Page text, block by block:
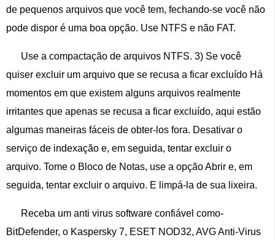
de pequenos arquivos que você tem, fechando-se você não
pode dispor é uma boa opção. Use NTFS e não FAT.
Use a compactação de arquivos NTFS. 3) Se você
quiser excluir um arquivo que se recusa a ficar excluído Há
momentos em que existem alguns arquivos realmente
irritantes que apenas se recusa a ficar excluído, aqui estão
algumas maneiras fáceis de obter-los fora. Desativar o
serviço de indexação e, em seguida, tentar excluir o
arquivo. Tome o Bloco de Notas, use a opção Abrir e, em
seguida, tentar excluir o arquivo. E limpá-la de sua lixeira.
Receba um anti virus software confiável como-
BitDefender, o Kaspersky 7, ESET NOD32, AVG Anti-Virus